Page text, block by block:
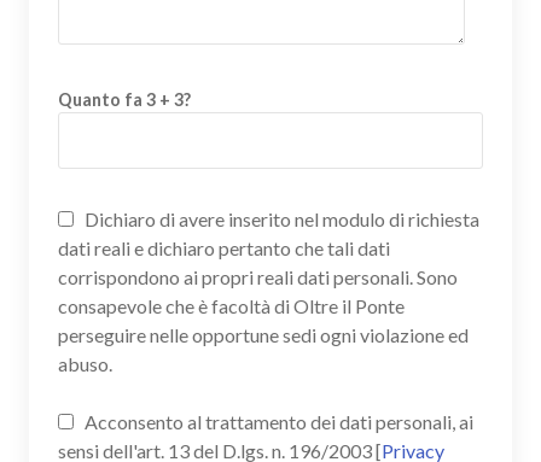
Quanto fa 3 + 3?
Dichiaro di avere inserito nel modulo di richiesta
dati reali e dichiaro pertanto che tali dati
corrispondono ai propri reali dati personali. Sono
consapevole che è facoltà di Oltre il Ponte
perseguire nelle opportune sedi ogni violazione ed
abuso.
Acconsento al trattamento dei dati personali, ai
sensi dell'art. 13 del D.lgs. n. 196/2003 [Privacy